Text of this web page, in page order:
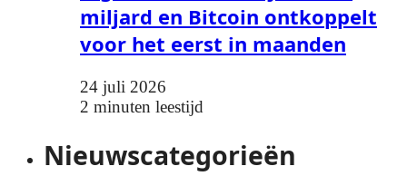
miljard en Bitcoin ontkoppelt
voor het eerst in maanden
24 juli 2026
2 minuten leestijd
Nieuwscategorieën